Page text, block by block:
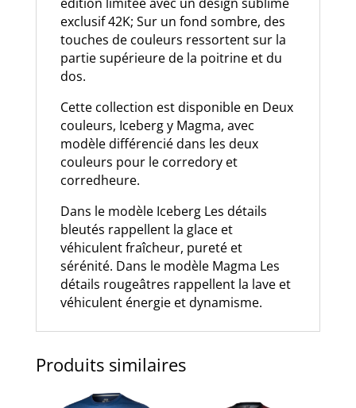
édition limitée avec un design sublimé
exclusif 42K; Sur un fond sombre, des
touches de couleurs ressortent sur la
partie supérieure de la poitrine et du
dos.
Cette collection est disponible en Deux
couleurs, Iceberg y Magma, avec
modèle différencié dans les deux
couleurs pour le corredory et
corredheure.
Dans le modèle Iceberg Les détails
bleutés rappellent la glace et
véhiculent fraîcheur, pureté et
sérénité. Dans le modèle Magma Les
détails rougeâtres rappellent la lave et
véhiculent énergie et dynamisme.
Produits similaires